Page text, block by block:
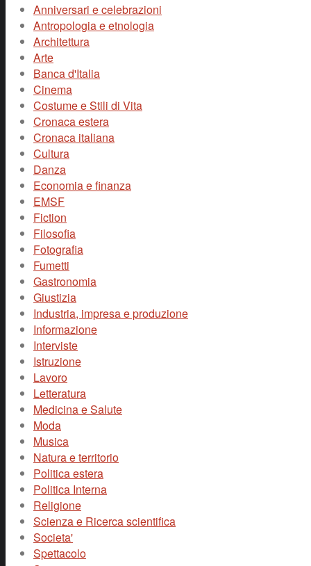
Anniversari e celebrazioni
Antropologia e etnologia
Architettura
Arte
Banca d'Italia
Cinema
Costume e Stili di Vita
Cronaca estera
Cronaca italiana
Cultura
Danza
Economia e finanza
EMSF
Fiction
Filosofia
Fotografia
Fumetti
Gastronomia
Giustizia
Industria, impresa e produzione
Informazione
Interviste
Istruzione
Lavoro
Letteratura
Medicina e Salute
Moda
Musica
Natura e territorio
Politica estera
Politica Interna
Religione
Scienza e Ricerca scientifica
Societa'
Spettacolo